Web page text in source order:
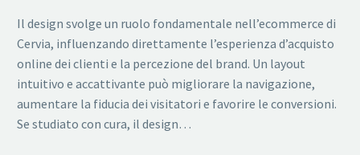
Il design svolge un ruolo fondamentale nell’ecommerce di
Cervia, influenzando direttamente l’esperienza d’acquisto
online dei clienti e la percezione del brand. Un layout
intuitivo e accattivante può migliorare la navigazione,
aumentare la fiducia dei visitatori e favorire le conversioni.
Se studiato con cura, il design…